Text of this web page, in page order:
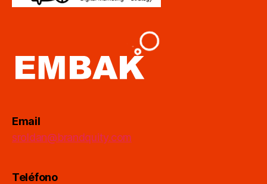
Email
sroldan@brandquity.com
Teléfono